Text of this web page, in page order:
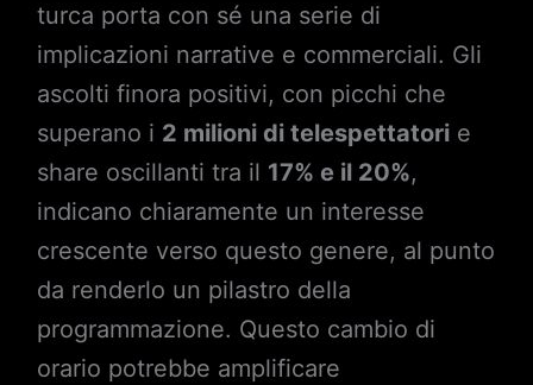
turca porta con sé una serie di
implicazioni narrative e commerciali. Gli
ascolti finora positivi, con picchi che
superano i 2 milioni di telespettatorie
share oscillanti tra il 17% e il 20%,
indicano chiaramente un interesse
crescente verso questo genere, al punto
da renderlo un pilastro della
programmazione. Questo cambio di
orario potrebbe amplificare